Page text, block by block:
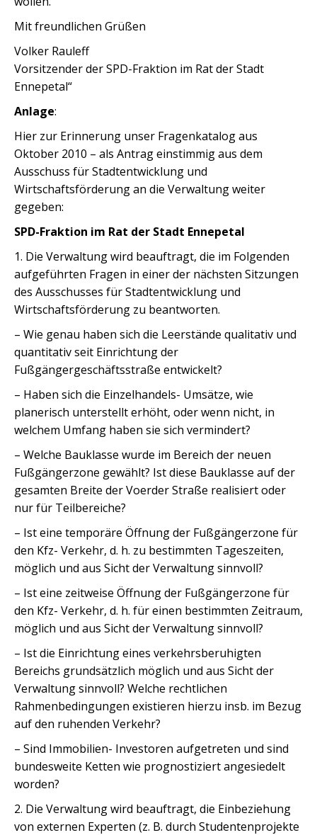
Mit freundlichen Grüßen
Volker Rauleff
Vorsitzender der SPD-Fraktion im Rat der Stadt
Ennepetal“
Anlage:
Hier zur Erinnerung unser Fragenkatalog aus
Oktober 2010 – als Antrag einstimmig aus dem
Ausschuss für Stadtentwicklung und
Wirtschaftsförderung an die Verwaltung weiter
gegeben:
SPD-Fraktion im Rat der Stadt Ennepetal
1. Die Verwaltung wird beauftragt, die im Folgenden
aufgeführten Fragen in einer der nächsten Sitzungen
des Ausschusses für Stadtentwicklung und
Wirtschaftsförderung zu beantworten.
– Wie genau haben sich die Leerstände qualitativ und
quantitativ seit Einrichtung der
Fußgängergeschäftsstraße entwickelt?
– Haben sich die Einzelhandels- Umsätze, wie
planerisch unterstellt erhöht, oder wenn nicht, in
welchem Umfang haben sie sich vermindert?
– Welche Bauklasse wurde im Bereich der neuen
Fußgängerzone gewählt? Ist diese Bauklasse auf der
gesamten Breite der Voerder Straße realisiert oder
nur für Teilbereiche?
– Ist eine temporäre Öffnung der Fußgängerzone für
den Kfz- Verkehr, d. h. zu bestimmten Tageszeiten,
möglich und aus Sicht der Verwaltung sinnvoll?
– Ist eine zeitweise Öffnung der Fußgängerzone für
den Kfz- Verkehr, d. h. für einen bestimmten Zeitraum,
möglich und aus Sicht der Verwaltung sinnvoll?
– Ist die Einrichtung eines verkehrsberuhigten
Bereichs grundsätzlich möglich und aus Sicht der
Verwaltung sinnvoll? Welche rechtlichen
Rahmenbedingungen existieren hierzu insb. im Bezug
auf den ruhenden Verkehr?
– Sind Immobilien- Investoren aufgetreten und sind
bundesweite Ketten wie prognostiziert angesiedelt
worden?
2. Die Verwaltung wird beauftragt, die Einbeziehung
von externen Experten (z. B. durch Studentenprojekte